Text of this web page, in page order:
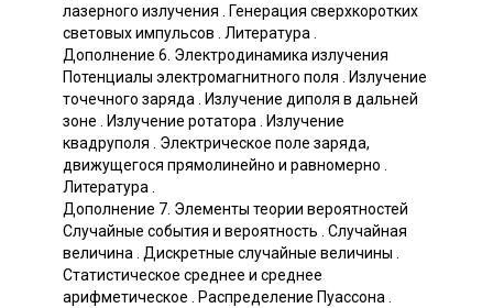
лазерного излучения . Генерация сверхкоротких
световых импульсов . Литература .
Дополнение 6. Электродинамика излучения
Потенциалы электромагнитного поля . Излучение
точечного заряда . Излучение диполя в дальней
зоне . Излучение ротатора . Излучение
квадруполя . Электрическое поле заряда,
движущегося прямолинейно и равномерно .
Литература .
Дополнение 7. Элементы теории вероятностей
Случайные события и вероятность . Случайная
величина . Дискретные случайные величины .
Статистическое среднее и среднее
арифметическое . Распределение Пуассона .